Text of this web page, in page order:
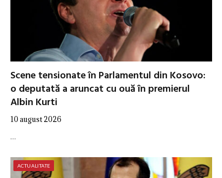
Scene tensionate în Parlamentul din Kosovo:
o deputată a aruncat cu ouă în premierul
Albin Kurti
10 august 2026
…
ACTUALITATE